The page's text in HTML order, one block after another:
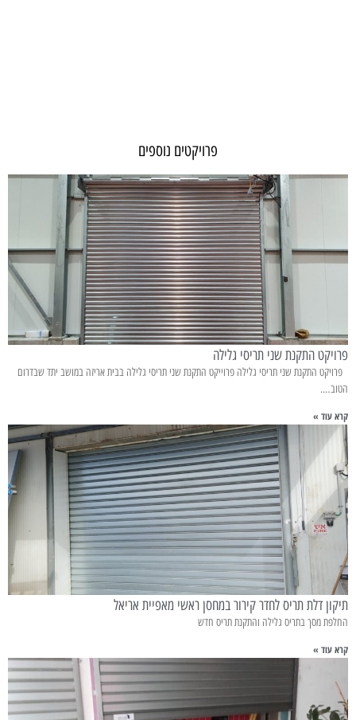
פרויקטים נוספים
פרויקט התקנת שני תריסי גלילה
פרויקט התקנת שני תריסי גלילה פרוייקט התקנת שני תריסי גלילה בבית אריזה במושב יתד שבדרום
הטוב….
קרא עוד »
תיקון דלת תריס לחדר קירור במחסן ראשי מאפיית אריאל
החלפת מסך בתריס גלילה והתקנת תריס חדש
קרא עוד »